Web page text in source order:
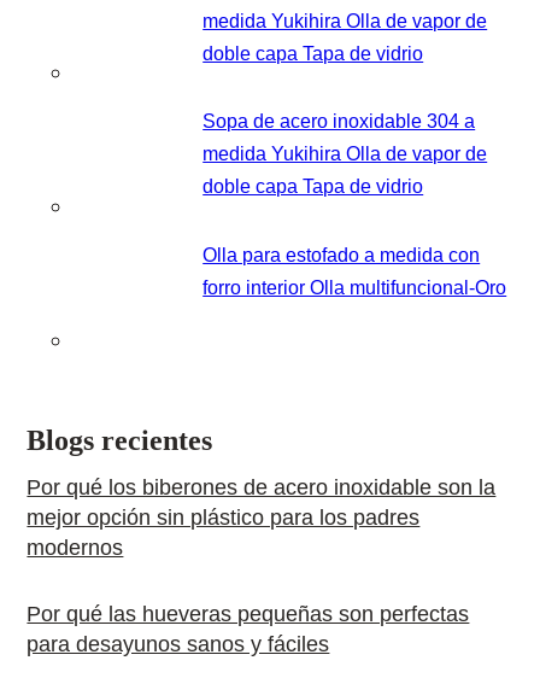
medida Yukihira Olla de vapor de
doble capa Tapa de vidrio
Sopa de acero inoxidable 304 a
medida Yukihira Olla de vapor de
doble capa Tapa de vidrio
Olla para estofado a medida con
forro interior Olla multifuncional-Oro
Blogs recientes
Por qué los biberones de acero inoxidable son la
mejor opción sin plástico para los padres
modernos
Por qué las hueveras pequeñas son perfectas
para desayunos sanos y fáciles